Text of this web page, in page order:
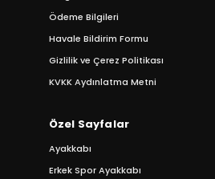
Ödeme Bilgileri
Havale Bildirim Formu
Gizlilik ve Çerez Politikası
KVKK Aydınlatma Metni
Özel Sayfalar
Ayakkabı
Erkek Spor Ayakkabı